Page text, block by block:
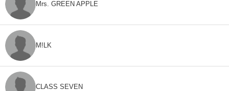
Mrs. GREEN APPLE
M!LK
CLASS SEVEN